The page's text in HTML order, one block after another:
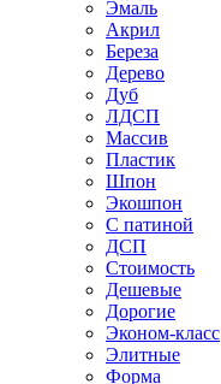
Эмаль
Акрил
Береза
Дерево
Дуб
ЛДСП
Массив
Пластик
Шпон
Экошпон
С патиной
ДСП
Стоимость
Дешевые
Дорогие
Эконом-класс
Элитные
Форма